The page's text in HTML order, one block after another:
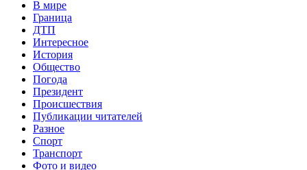
В мире
Граница
ДТП
Интересное
История
Общество
Погода
Президент
Происшествия
Публикации читателей
Разное
Спорт
Транспорт
Фото и видео